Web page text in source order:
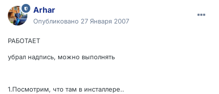
Arhar
Опубликовано 27 Января 2007
РАБОТАЕТ
убрал надпись, можно выполнять
1.Посмотрим, что там в инсталлере..